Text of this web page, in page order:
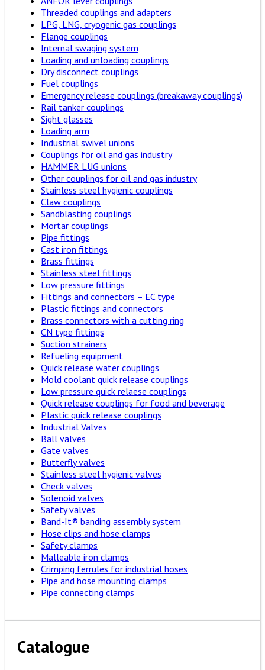
Threaded couplings and adapters
LPG, LNG, cryogenic gas couplings
Flange couplings
Internal swaging system
Loading and unloading couplings
Dry disconnect couplings
Fuel couplings
Emergency release couplings (breakaway couplings)
Rail tanker couplings
Sight glasses
Loading arm
Industrial swivel unions
Couplings for oil and gas industry
HAMMER LUG unions
Other couplings for oil and gas industry
Stainless steel hygienic couplings
Claw couplings
Sandblasting couplings
Mortar couplings
Pipe fittings
Cast iron fittings
Brass fittings
Stainless steel fittings
Low pressure fittings
Fittings and connectors – EC type
Plastic fittings and connectors
Brass connectors with a cutting ring
CN type fittings
Suction strainers
Refueling equipment
Quick release water couplings
Mold coolant quick release couplings
Low pressure quick relaese couplings
Quick release couplings for food and beverage
Plastic quick release couplings
Industrial Valves
Ball valves
Gate valves
Butterfly valves
Stainless steel hygienic valves
Check valves
Solenoid valves
Safety valves
Band-It® banding assembly system
Hose clips and hose clamps
Safety clamps
Malleable iron clamps
Crimping ferrules for industrial hoses
Pipe and hose mounting clamps
Pipe connecting clamps
Catalogue